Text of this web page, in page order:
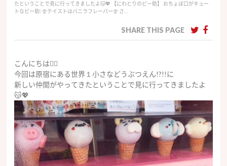
たということで見に行ってきましたよ😽💖 【にわとりのピー助】 おちょぼ口がキュー
トなピー助❕ 🍨テイストはバニラフレーバー🍨 さ…
SHARE THIS PAGE
こんにちは🧚‍♀️
今回は原宿にある世界１小さなどうぶつえん!?!!に
新しい仲間がやってきたということで見に行ってきましたよ
😽💖